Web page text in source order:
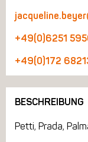
+49(0)6251
+49(0)172
BESCHREIBUNG
Petti, Prada,